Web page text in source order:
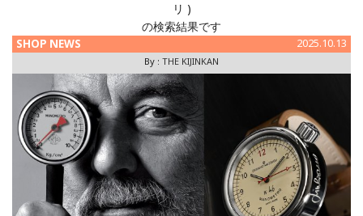
リ )
の検索結果です
SHOP NEWS 2025.10.13
By : THE KIJINKAN